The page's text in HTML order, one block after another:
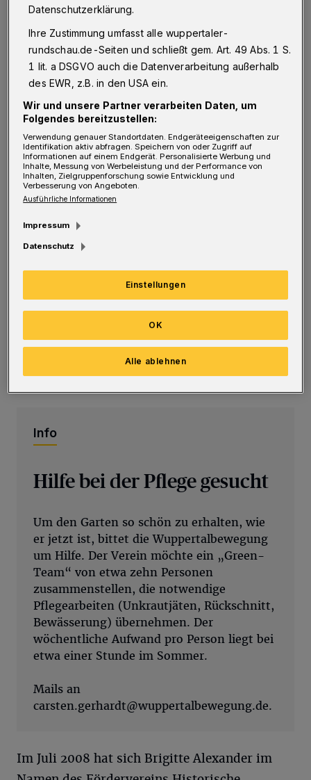
Von Klaus-Günther Conrads
„Belvedere“ ist ein italienischer Begriff für
„schöne Aussicht“, auch „Ort mit einer
schönen Aussicht“. Die Wuppertalbewegung
hat den 190 Meter über dem Meeresspiegel
liegenden und von etwa 1870 stammenden
Besitz der Familie Hackenberg an der
Sonnabendstraße zu neuem, öffentlichen
Der Belvedere liegt auf der östlichen der
beiden „Klippen“, die durch den Hohlweg
Freudenberger-, Felsen- und Askanierstraße,
überspannt, getrennt sind. Das Gebiet wurde
auch „Arabische Wüste“ genannt – und ein
Sommerhaus gab es seinerzeit auch.
Info
Hilfe bei der Pflege gesucht
Um den Garten so schön zu erhalten, wie
er jetzt ist, bittet die Wuppertalbewegung
um Hilfe. Der Verein möchte ein „Green-
Team“ von etwa zehn Personen
zusammenstellen, die notwendige
Pflegearbeiten (Unkrautjäten, Rückschnitt,
Bewässerung) übernehmen. Der
wöchentliche Aufwand pro Person liegt bei
etwa einer Stunde im Sommer.
Mails an
carsten.gerhardt@wuppertalbewegung.de.
Im Juli 2008 hat sich Brigitte Alexander im
Datenschutzerklärung.
Ihre Zustimmung umfasst alle wuppertaler-
rundschau.de-Seiten und schließt gem. Art. 49 Abs. 1 S.
1 lit. a DSGVO auch die Datenverarbeitung außerhalb
des EWR, z.B. in den USA ein.
Wir und unsere Partner verarbeiten Daten, um
Folgendes bereitzustellen:
Verwendung genauer Standortdaten. Endgeräteeigenschaften zur
Identifikation aktiv abfragen. Speichern von oder Zugriff auf
Informationen auf einem Endgerät. Personalisierte Werbung und
Inhalte, Messung von Werbeleistung und der Performance von
Inhalten, Zielgruppenforschung sowie Entwicklung und
Verbesserung von Angeboten.
Ausführliche Informationen
Impressum
Datenschutz
Einstellungen
Alle ablehnen
OK